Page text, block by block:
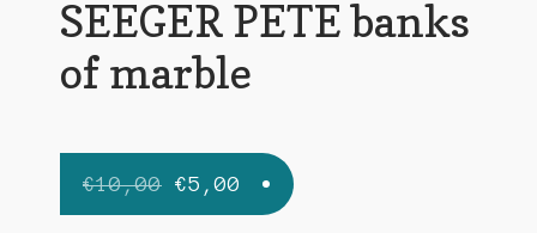
SEEGER PETE banks
of marble
€10,00 Ursprünglicher
Preis
€5,00 Aktueller
Preis